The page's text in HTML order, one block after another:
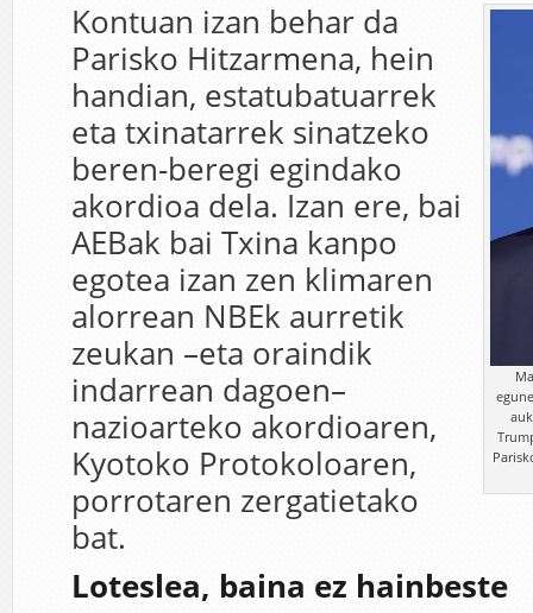
Kontuan izan behar da
Parisko Hitzarmena, hein
handian, estatubatuarrek
eta txinatarrek sinatzeko
beren-beregi egindako
akordioa dela. Izan ere, bai
AEBak bai Txina kanpo
egotea izan zen klimaren
alorrean NBEk aurretik
zeukan –eta oraindik
indarrean dagoen–
nazioarteko akordioaren,
Kyotoko Protokoloaren,
porrotaren zergatietako
bat.
Loteslea, baina ez hainbeste